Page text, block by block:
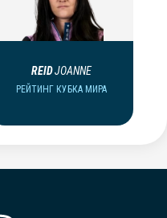
REIDJOANNE
РЕЙТИНГ КУБКА МИРА